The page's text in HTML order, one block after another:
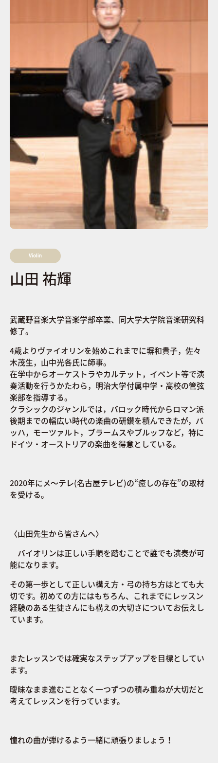
Violin
山田 祐輝
武蔵野音楽大学音楽学部卒業、同大学大学院音楽研究科
修了。
4歳よりヴァイオリンを始めこれまでに塀和貴子，佐々
木茂生，山中光各氏に師事。
在学中からオーケストラやカルテット，イベント等で演
奏活動を行うかたわら，明治大学付属中学・高校の管弦
楽部を指導する。
クラシックのジャンルでは，バロック時代からロマン派
後期までの幅広い時代の楽曲の研鑚を積んできたが，バ
ッハ，モーツァルト，ブラームスやブルッフなど，特に
ドイツ・オーストリアの楽曲を得意としている。
​2020年にメ～テレ(名古屋テレビ)の“癒しの存在”の取材
を受ける。
〈山田先生から皆さんへ〉
バイオリンは正しい手順を踏むことで誰でも演奏が可
能になります。
その第一歩として正しい構え方・弓の持ち方はとても大
切です。初めての方にはもちろん、これまでにレッスン
経験のある生徒さんにも構えの大切さについてお伝えし
ています。
​またレッスンでは確実なステップアップを目標としてい
ます。
​曖昧なまま進むことなく一つずつの積み重ねが大切だと
考えてレッスンを行っています。
憧れの曲が弾けるよう一緒に頑張りましょう！